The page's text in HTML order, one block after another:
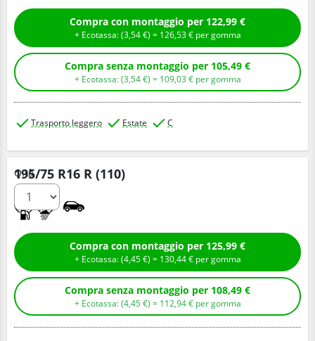
Compra con montaggio per 122,99 €
+ Ecotassa: (3,54€ ) = 126,53€ per gomma
Compra senza montaggio per 105,49 €
+ Ecotassa: (3,54€ ) = 109,03 € per gomma
Trasporto leggero Estate C
195/75 R16 R (110)
Q.tà
Compra con montaggio per 125,99 €
+ Ecotassa: (4,45€ ) = 130,44€ per gomma
Compra senza montaggio per 108,49 €
+ Ecotassa: (4,45€ ) = 112,94€ per gomma